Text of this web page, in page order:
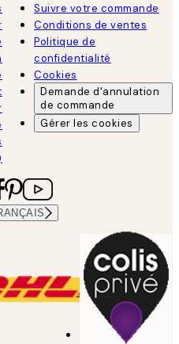
Suivre votre commande
Conditions de ventes
Politique de
confidentialité
Cookies
Demande d'annulation
de commande
Gérer les cookies